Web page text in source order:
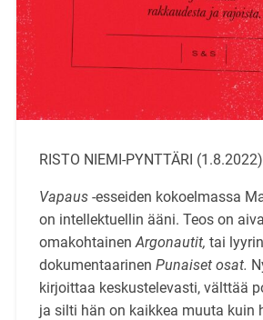
RISTO NIEMI-PYNTTÄRI (1.8.2022)
Vapaus -esseiden kokoelmassa
on intellektuellin ääni. Teos on
omakohtainenArgonautit, tai
dokumentaarinen Punaiset osat.
kirjoittaa keskustelevasti, välttää
ja silti hän on kaikkea muuta kuin